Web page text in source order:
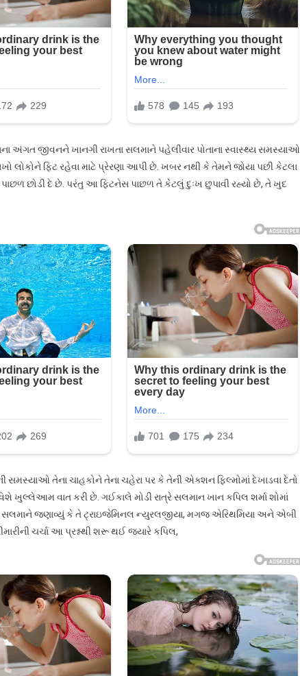
અંગત જીવનને ખાનગી રાખતા સલમાને પહેલીવાર પોતાના સ્વાસ્થ્ય સમસ્યાઓ
લોકોને ફિટ રહેવા માટે પ્રેરણા આપી છે. ખબર નથી કે તેમને જોયા પછી કેટલા
પાછળ છોડી દે છે. પરંતુ આ ફિટનેસ પાછળ તે કેટલું દુઃખ છુપાવી રહ્યો છે, તે ખુદ
તેના ચાહકોને તેના ચહેરા પર કે તેની એક્શન ફિલ્મોમાં દેખાડવા દેતો
ખુલ્લેઆમ વાત કરી છે. ગઈકાલે મોડી રાત્રે સલમાન ખાન કપિલ શર્મા શોમાં
સલમાને જણાવ્યું કે તે ટ્રાઇજેમિનલ ન્યુરલજીયા, મગજ એરિથમિયા અને એબી
ચર્ચા આ પ્રશ્નથી શરૂ થઈ જ્યારે કપિલ,